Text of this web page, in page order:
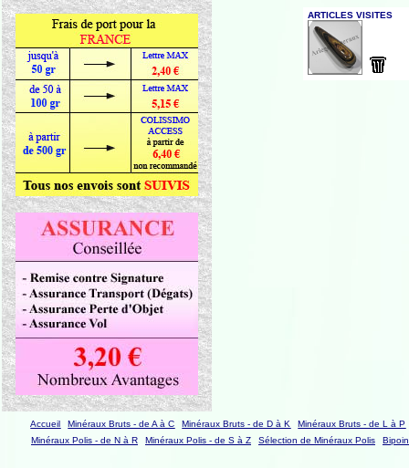
Accueil Minéraux Bruts - de A à C Minéraux Bruts - de D à K
Minéraux Bruts - de L à P
Minéraux Polis - de N à R
Minéraux Polis - de S à Z Sélection de Minéraux Polis